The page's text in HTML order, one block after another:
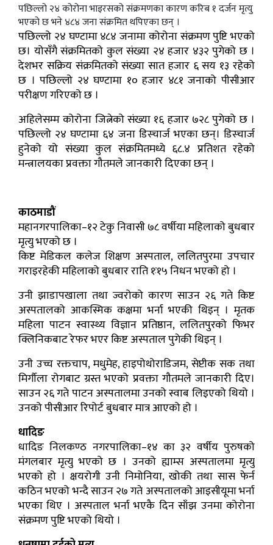
पछिल्लो २४ कोरोना भाइरसको संक्रमणका कारण करिब १ दर्जन मृत्यु
भएको छ भने ४८४ जना संक्रमित थपिएका छन् ।
पछिल्लो २४ घण्टामा ४८४ जनामा कोरोना संक्रमण पुष्टि भएको
छ। योसँगै संक्रमितको कुल संख्या २४ हजार ४३२ पुगेको छ ।
देशभर सक्रिय संक्रमितको संख्या सात हजार ६ सय १३ रहेको
छ । पछिल्लो २४ घण्टामा १० हजार ४८१ जनाको पीसीआर
परीक्षण गरिएको छ ।
अहिलेसम्म कोरोना जित्नेको संख्या १६ हजार ७२८ पुगेको छ ।
पछिल्लो २४ घण्टामा ६४ जना डिस्चार्ज भएका छन्। डिस्चार्ज
हुनेको यो संख्या कुल संक्रमितमध्ये ६८.४ प्रतिशत रहेको
मन्त्रालयका प्रवक्ता गौतमले जानकारी दिएका छन् ।
काठमाडौं
महानगरपालिका–१२ टेकु निवासी ७८ वर्षीया महिलाको बुधबार
मृत्यु भएको छ ।
किष्ट मेडिकल कलेज शिक्षण अस्पताल, ललितपुरमा उपचार
गराइरहेकी महिलाको बुधबार राति १ः१५ निधन भएको हो ।
उनी झाडापखाला तथा ज्वरोको कारण साउन २६ गते किष्ट
अस्पतालको आकस्मिक कक्षमा भर्ना भएकी थिइन् । मृतक
महिला पाटन स्वास्थ्य विज्ञान प्रतिष्ठान, ललितपुरको फिभर
क्लिनिकबाट रेफर भएर किष्ट अस्पताल पुगेकी थिइन् ।
उनी उच्च रक्तचाप, मधुमेह, हाइपोथोराडिजम, सेप्टीक सक तथा
मिर्गौला रोगबाट ग्रस्त भएको प्रवक्ता गौतमले जानकारी दिए।
साउन २६ गते पाटन अस्पतालमा उनको स्वाब लिइएको थियो ।
उनको पीसीआर रिपोर्ट बुधबार मात्र आएको हो ।
धादिङ
धादिङ निलकण्ठ नगरपालिका–१४ का ३२ वर्षीय पुरुषको
मंगलबार मृत्यु भएको छ । उनको ह्याम्स अस्पतालमा मृत्यु
भएको हो । क्षयरोगी उनी निमोनिया, खोकी तथा सास फेर्न
कठिन भएको भन्दै साउन २७ गते अस्पतालको आइसीयूमा भर्ना
भएका थिए । अस्पताल भर्ना भएकै दिन साँझ उनमा कोरोना
संक्रमण पुष्टि भएको थियो ।